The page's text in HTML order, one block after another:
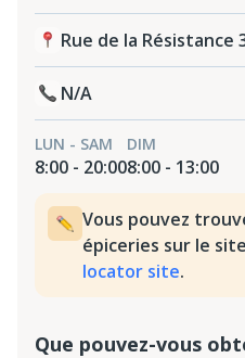
Rue de la Résistance
N/A
LUN - SAM
8:00 - 20:00
DIM
8:00 - 13:00
Vous pouvez
épiceries sur le
locator site.
Que pouvez-vous